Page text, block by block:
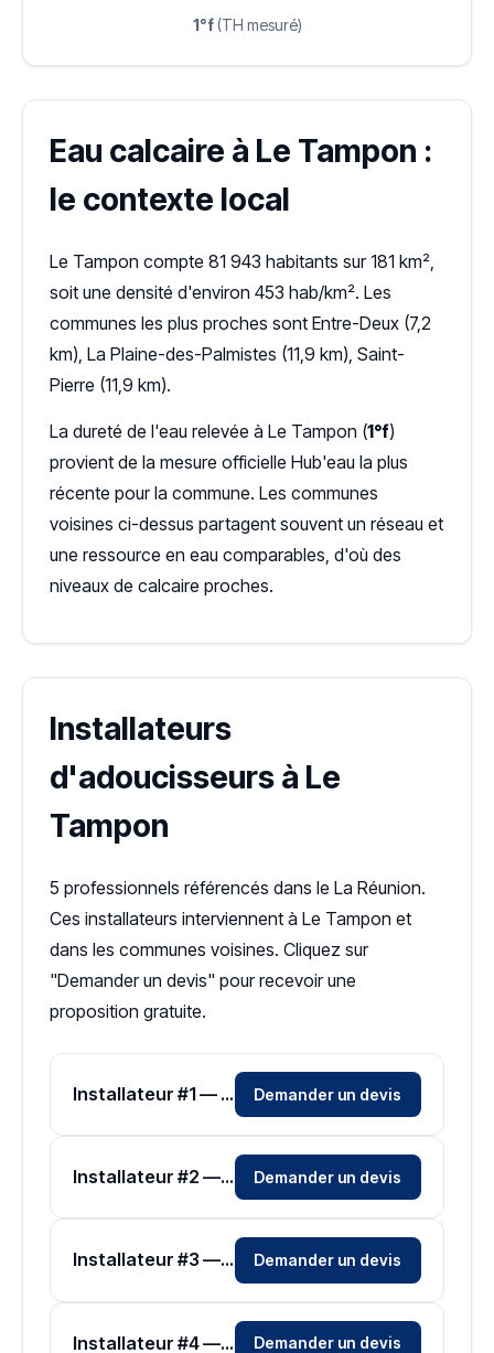
1°f(TH mesuré)
Eau calcaire à Le Tampon :
le contexte local
Le Tampon compte 81 943 habitants sur 181 km²,
soit une densité d'environ 453 hab/km². Les
communes les plus proches sont Entre-Deux (7,2
km), La Plaine-des-Palmistes (11,9 km), Saint-
Pierre (11,9 km).
La dureté de l'eau relevée à Le Tampon (1°f)
provient de la mesure officielle Hub'eau la plus
récente pour la commune. Les communes
voisines ci-dessus partagent souvent un réseau et
une ressource en eau comparables, d'où des
niveaux de calcaire proches.
Installateurs
d'adoucisseurs à Le
Tampon
5 professionnels référencés dans le La Réunion.
Ces installateurs interviennent à Le Tampon et
dans les communes voisines. Cliquez sur
"Demander un devis" pour recevoir une
proposition gratuite.
Installateur #1 — Zone La Réunion Demander un devis
Installateur #2 — Zone La Réunion Demander un devis
Installateur #3 — Zone La Réunion Demander un devis
Installateur #4 — Zone La Réunion Demander un devis